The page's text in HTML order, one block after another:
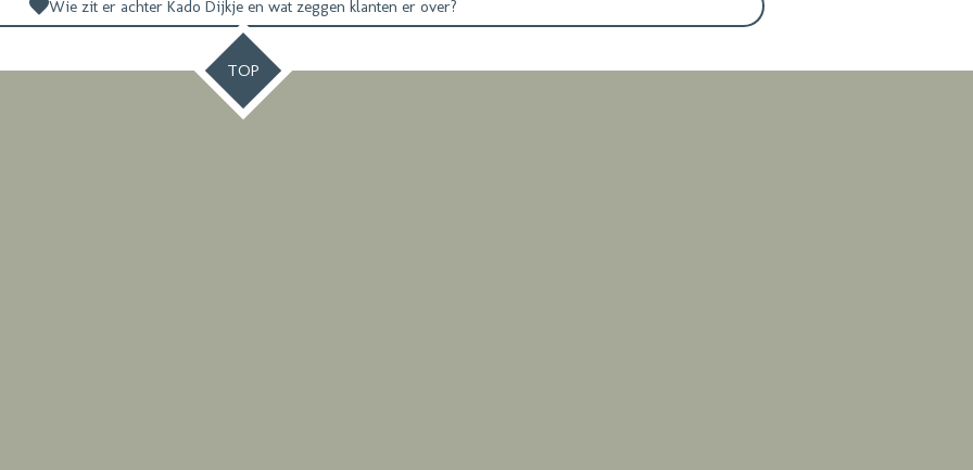
Wie zit er achter Kado Dijkje en wat zeggen klanten er over?
TOP